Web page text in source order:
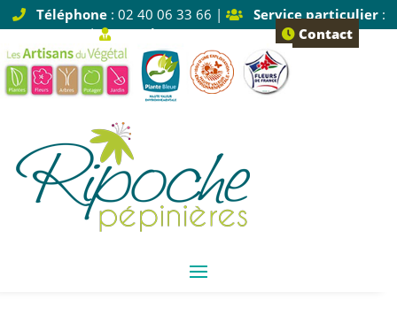
Téléphone: 02 40 06 33 66 | Service particulier:
Tapez 1 |
Service pro: Tapez 2 Contact